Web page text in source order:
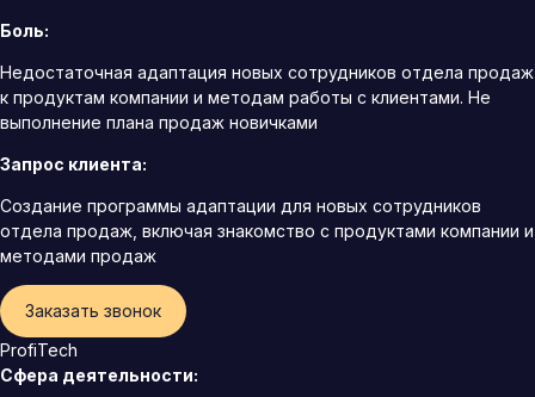
Боль:
Недостаточная адаптация новых сотрудников отдела продаж
к продуктам компании и методам работы с клиентами. Не
выполнение плана продаж новичками
Запрос клиента:
Создание программы адаптации для новых сотрудников
отдела продаж, включая знакомство с продуктами компании и
методами продаж
Заказать звонок
ProfiTech
Сфера деятельности: